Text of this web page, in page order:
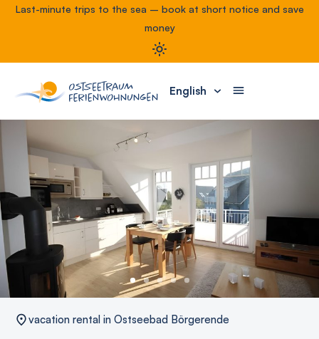
Last-minute trips to the sea – book at short notice and save
money
English
vacation rental in Ostseebad Börgerende